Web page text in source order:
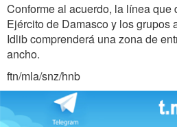
Conforme al acuerdo, la línea
Ejército de Damasco y los grupos
Idlib comprenderá una zona de
ancho.
ftn/mla/snz/hnb